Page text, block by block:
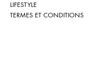
LIFESTYLE
TERMES ET CONDITIONS